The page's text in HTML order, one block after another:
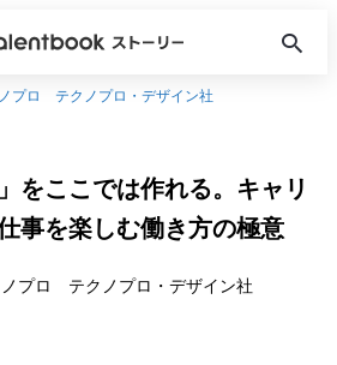
プロ テクノプロ・デザイン社
をここでは作れる。キャリ
事を楽しむ働き方の極意
プロ テクノプロ・デザイン社